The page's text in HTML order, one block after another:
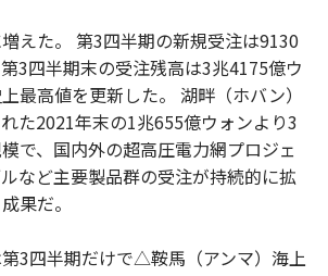
えた。 第3四半期の新規受注は9130
3四半期末の受注残高は3兆4175億ウ
最高値を更新した。 湖畔（ホバン）
た2021年末の1兆655億ウォンより3
で、国内外の超高圧電力網プロジェ
など主要製品群の受注が持続的に拡
果だ。
3四半期だけで△鞍馬（アンマ）海上